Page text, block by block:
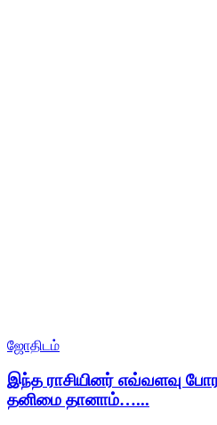
ஜோதிடம்
இந்த ராசியினர் எவ்வளவு
தனிமை தானாம்…...